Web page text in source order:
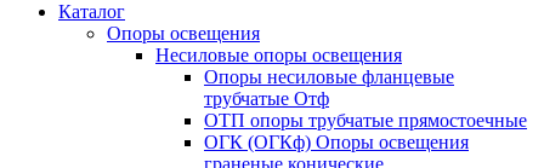
Каталог
Опоры освещения
Несиловые опоры освещения
Опоры несиловые фланцевые
трубчатые Отф
ОТП опоры трубчатые прямостоечные
ОГК (ОГКф) Опоры освещения
граненые конические